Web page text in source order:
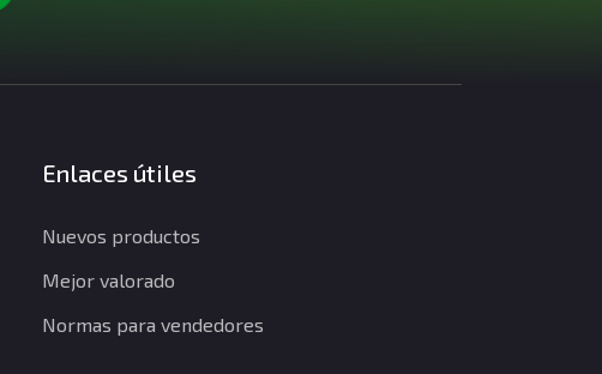
Enlaces útiles
Nuevos productos
Mejor valorado
Normas para vendedores